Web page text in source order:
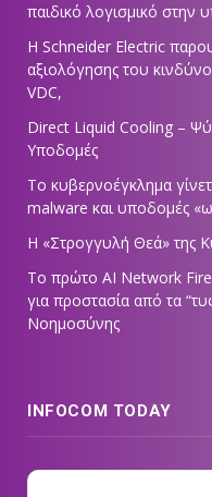
παιδικό λογισμικό στην
Η Schneider Electric
αξιολόγησης του
VDC,
Direct Liquid Cooling –
Υποδομές
Το κυβερνοέγκλημα
malware και υποδομές
Η «Στρογγυλή Θεά» της
Tο πρώτο AI Network
για προστασία από τα
Νοημοσύνης
INFOCOM TODAY